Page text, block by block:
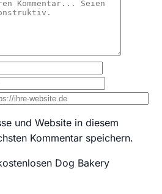
und Website in diesem
Kommentar speichern.
Dog Bakery